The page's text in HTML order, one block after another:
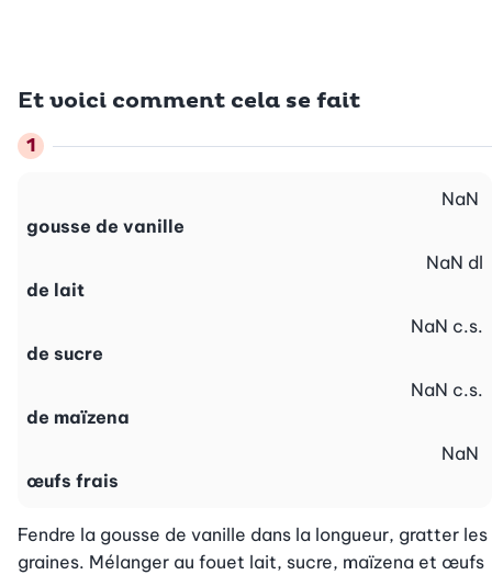
Et voici comment cela se fait
gousse de vanille
NaN
de lait
NaN dl
de sucre
NaN c.s.
de maïzena
NaN c.s.
œufs frais
NaN
Fendre la gousse de vanille dans la longueur, gratter les
graines. Mélanger au fouet lait, sucre, maïzena et œufs